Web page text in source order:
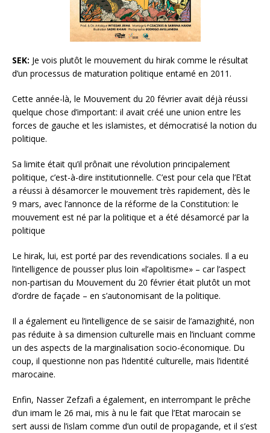
SEK: Je vois plutôt le mouvement du hirak comme le résultat
d’un processus de maturation politique entamé en 2011.
Cette année-là, le Mouvement du 20 février avait déjà réussi
quelque chose d’important: il avait créé une union entre les
forces de gauche et les islamistes, et démocratisé la notion du
politique.
Sa limite était qu’il prônait une révolution principalement
politique, c’est-à-dire institutionnelle. C’est pour cela que l’Etat
a réussi à désamorcer le mouvement très rapidement, dès le
9 mars, avec l’annonce de la réforme de la Constitution: le
mouvement est né par la politique et a été désamorcé par la
politique
Le hirak, lui, est porté par des revendications sociales. Il a eu
l’intelligence de pousser plus loin «l’apolitisme» – car l’aspect
non-partisan du Mouvement du 20 février était plutôt un mot
d’ordre de façade – en s’autonomisant de la politique.
Il a également eu l’intelligence de se saisir de l’amazighité, non
pas réduite à sa dimension culturelle mais en l’incluant comme
un des aspects de la marginalisation socio-économique. Du
coup, il questionne non pas l’identité culturelle, mais l’identité
marocaine.
Enfin, Nasser Zefzafi a également, en interrompant le prêche
d’un imam le 26 mai, mis à nu le fait que l’Etat marocain se
sert aussi de l’islam comme d’un outil de propagande, et il s’est